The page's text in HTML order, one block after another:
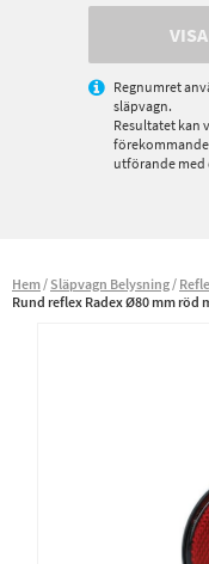
Regnumret
släpvagn.
Resultatet kan
utförande
Hem Släpvagn Belysning
Rund reflex Radex Ø80 mm röd